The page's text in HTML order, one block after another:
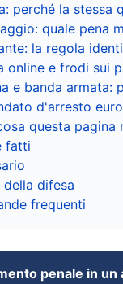
perché la stessa
quale pena
la regola
online e frodi sui
e banda armata:
d'arresto
questa pagina
fatti
della difesa
frequenti
penale in